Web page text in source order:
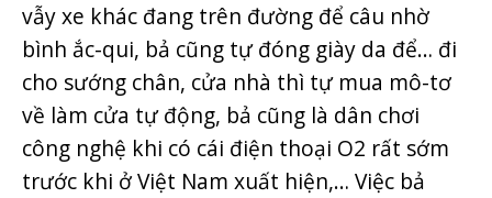
vẫy xe khác đang trên đường để câu nhờ
bình ắc-qui, bả cũng tự đóng giày da để… đi
cho sướng chân, cửa nhà thì tự mua mô-tơ
về làm cửa tự động, bả cũng là dân chơi
công nghệ khi có cái điện thoại O2 rất sớm
trước khi ở Việt Nam xuất hiện,… Việc bả